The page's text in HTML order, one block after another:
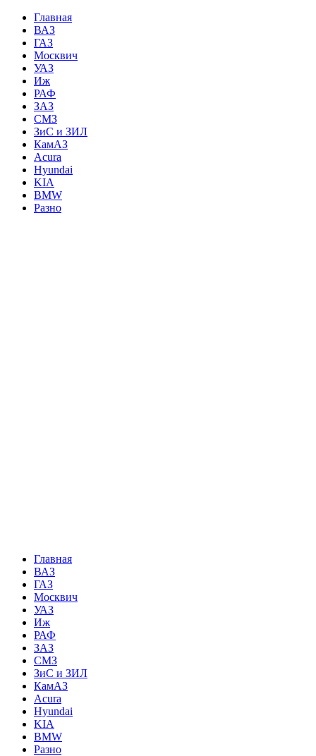
Главная
ВАЗ
ГАЗ
Москвич
УАЗ
Иж
РАФ
ЗАЗ
СМЗ
ЗиС и ЗИЛ
КамАЗ
Acura
Hyundai
KIA
BMW
Разно
Главная
ВАЗ
ГАЗ
Москвич
УАЗ
Иж
РАФ
ЗАЗ
СМЗ
ЗиС и ЗИЛ
КамАЗ
Acura
Hyundai
KIA
BMW
Разно